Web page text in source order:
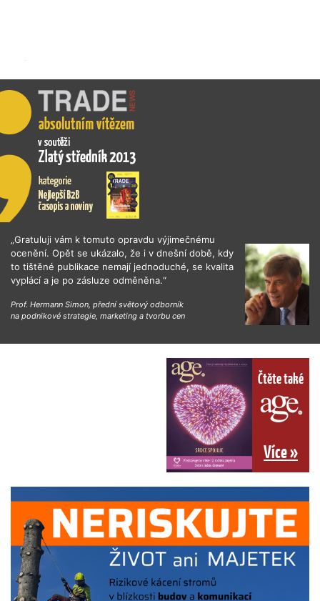
„Gratuluji vám k tomuto opravdu výjimečnému
ocenění. Opět se ukázalo, že i v dnešní době, kdy
to tištěné publikace nemají jednoduché, se kvalita
vyplácí a je po zásluze odměněna.“
Prof. Hermann Simon, přední světový odborník
na podnikové strategie, marketing a tvorbu cen
Čtěte také
Více »